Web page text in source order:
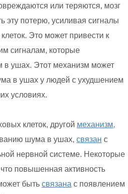
или теряются, мозг
эту потерю, усиливая сигналы
Это может привести к
сигналам, которые
в ушах. Этот механизм может
в ушах у людей с ухудшением
условиях.
клеток, другой механизм,
шума в ушах, связан с
нервной системе. Некоторые
повышенная активность
быть связана с появлением